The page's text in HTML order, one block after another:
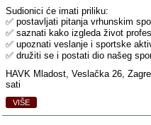
Sudionici će imati priliku:
✅ postavljati pitanja vrhunskim
✅ saznati kako izgleda život
✅ upoznati veslanje i sportske
✅ družiti se i postati dio našeg
HAVK Mladost, Veslačka 26,
sati
VIŠE